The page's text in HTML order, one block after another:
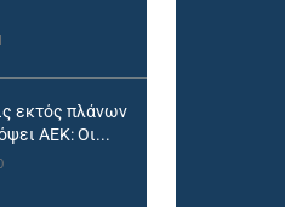
εκτός πλάνων
ΑΕΚ: Οι...